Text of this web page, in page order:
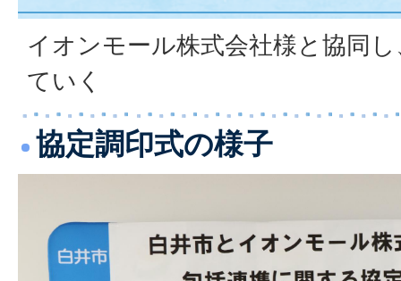
イオンモール株式会社様と協同
ていく
協定調印式の様子